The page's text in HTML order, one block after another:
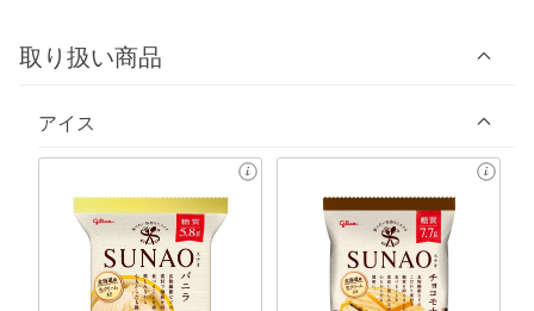
取り扱い商品
アイス